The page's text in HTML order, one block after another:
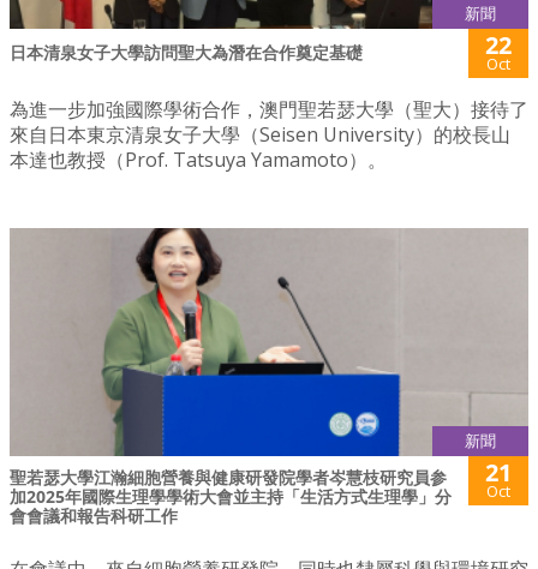
新聞
日本清泉女子大學訪問聖大為潛在合作奠定基礎 22
Oct
為進一步加強國際學術合作，澳門聖若瑟大學（聖大）接待了
來自日本東京清泉女子大學（Seisen University）的校長山
本達也教授（Prof. Tatsuya Yamamoto）。
新聞
聖若瑟大學江瀚細胞營養與健康研發院學者岑慧枝研究員参
加2025年國際生理學學術大會並主持「生活方式生理學」分
會會議和報告科研工作
21
Oct